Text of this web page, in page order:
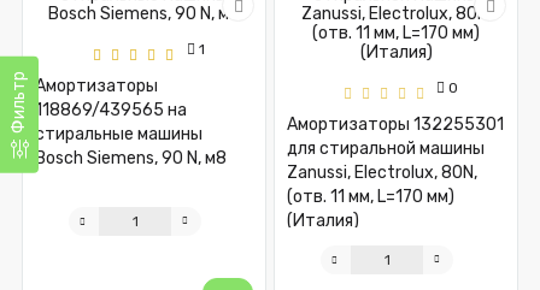
Фильтр
1
Амортизаторы
118869/439565 на
стиральные машины
Bosch Siemens, 90 N, м8
0
Амортизаторы 132255301
для стиральной машины
Zanussi, Electrolux, 80N,
(отв. 11 мм, L=170 мм)
(Италия)